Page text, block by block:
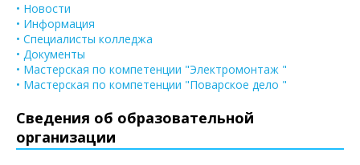
• Новости
• Информация
• Специалисты колледжа
• Документы
• Мастерская по компетенции "Электромонтаж "
• Мастерская по компетенции "Поварское дело "
Сведения об образовательной
организации